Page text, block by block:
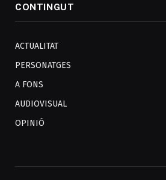
CONTINGUT
ACTUALITAT
PERSONATGES
A FONS
AUDIOVISUAL
OPINIÓ